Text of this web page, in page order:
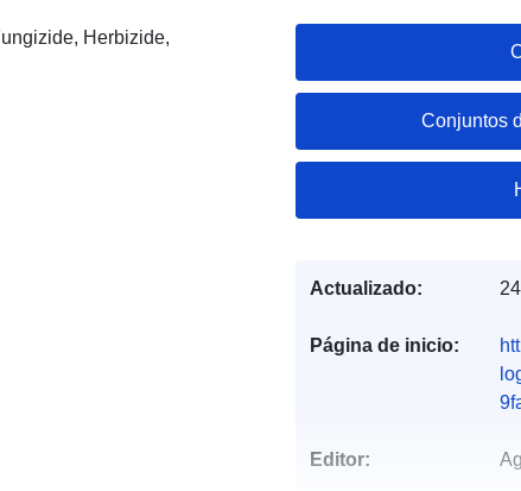
Herbizide,
Conjuntos
Actualizado:
Página de inicio:
Editor: